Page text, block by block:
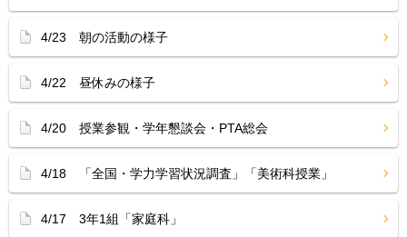
4/23 朝の活動の様子
4/22 昼休みの様子
4/20 授業参観・学年懇談会・PTA総会
4/18 「全国・学力学習状況調査」「美術科授業」
4/17 3年1組「家庭科」